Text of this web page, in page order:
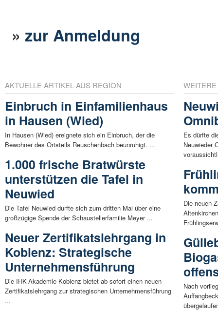
»zur Anmeldung
AKTUELLE ARTIKEL AUS REGION
Einbruch in Einfamilienhaus
in Hausen (Wied)
In Hausen (Wied) ereignete sich ein Einbruch, der die
Bewohner des Ortsteils Reuschenbach beunruhigt. ...
1.000 frische Bratwürste
unterstützen die Tafel in
Neuwied
Die Tafel Neuwied durfte sich zum dritten Mal über eine
großzügige Spende der Schaustellerfamilie Meyer ...
Neuer Zertifikatslehrgang in
Koblenz: Strategische
Unternehmensführung
Die IHK-Akademie Koblenz bietet ab sofort einen neuen
Zertifikatslehrgang zur strategischen Unternehmensführung
...
Es dürfte
Neuwieder
Die neuen
Nach